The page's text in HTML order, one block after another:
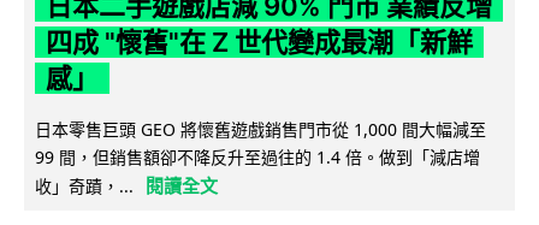
四成 "懷舊"在 Z 世代變成最潮「新鮮
感」
日本零售巨頭 GEO 將懷舊遊戲銷售門市從 1,000 間大幅減至
99 間，但銷售額卻不降反升至過往的 1.4 倍。做到「減店增
收」奇蹟，...
閱讀全文